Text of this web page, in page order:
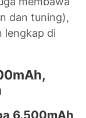
dan tuning),
lengkap di
6.500mAh